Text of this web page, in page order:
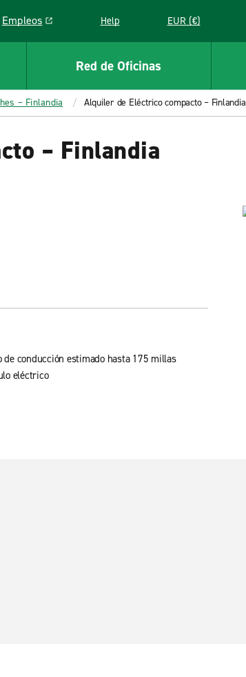
Empleos
Link opens in a new window
Help EUR (€)
Red de Oficinas
– Finlandia Alquiler de Eléctrico compacto – Finlandia
– Finlandia
de conducción estimado hasta 175 millas
eléctrico